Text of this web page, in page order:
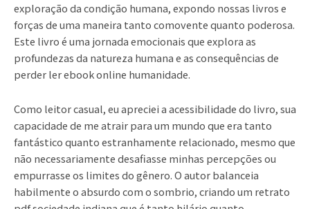
exploração da condição humana, expondo nossas livros e
forças de uma maneira tanto comovente quanto poderosa.
Este livro é uma jornada emocionais que explora as
profundezas da natureza humana e as consequências de
perder ler ebook online humanidade.
Como leitor casual, eu apreciei a acessibilidade do livro, sua
capacidade de me atrair para um mundo que era tanto
fantástico quanto estranhamente relacionado, mesmo que
não necessariamente desafiasse minhas percepções ou
empurrasse os limites do gênero. O autor balanceia
habilmente o absurdo com o sombrio, criando um retrato